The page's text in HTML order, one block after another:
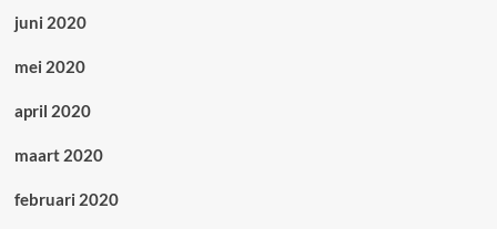
juni 2020
mei 2020
april 2020
maart 2020
februari 2020